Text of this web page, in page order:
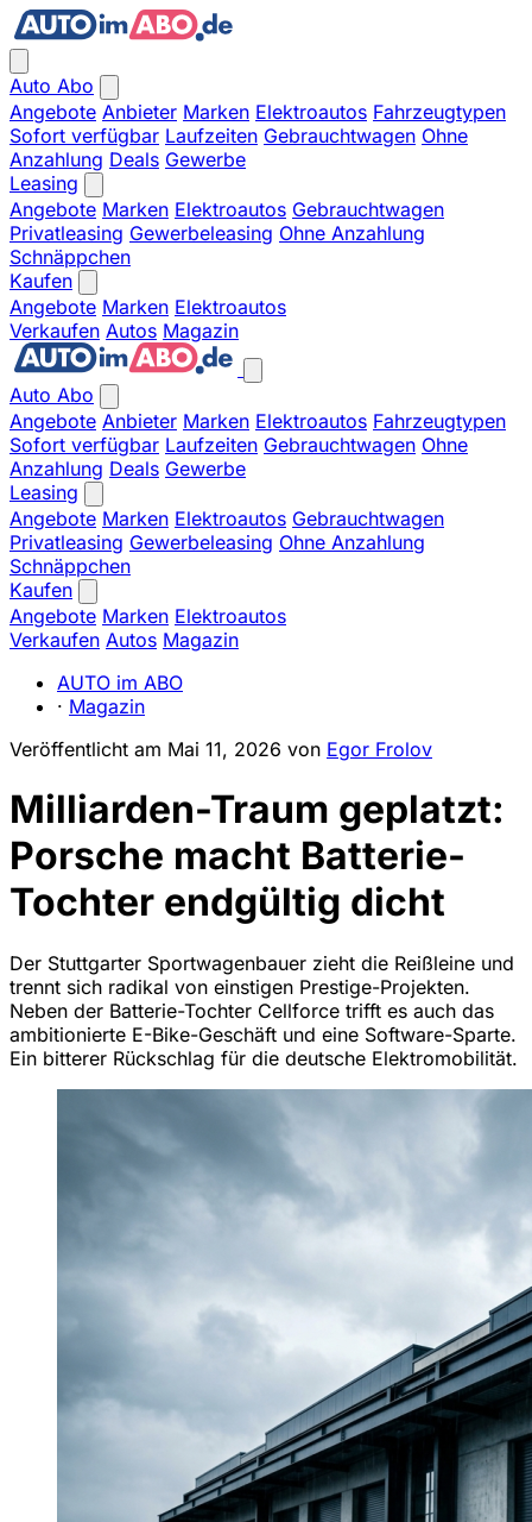
Auto Abo
Angebote Anbieter Marken Elektroautos Fahrzeugtypen
Sofort verfügbar Laufzeiten Gebrauchtwagen Ohne
Anzahlung Deals Gewerbe
Leasing
Angebote Marken Elektroautos Gebrauchtwagen
Privatleasing Gewerbeleasing Ohne Anzahlung
Schnäppchen
Kaufen
Angebote Marken Elektroautos
Verkaufen Autos Magazin
Auto Abo
Angebote Anbieter Marken Elektroautos Fahrzeugtypen
Sofort verfügbar Laufzeiten Gebrauchtwagen Ohne
Anzahlung Deals Gewerbe
Leasing
Angebote Marken Elektroautos Gebrauchtwagen
Privatleasing Gewerbeleasing Ohne Anzahlung
Schnäppchen
Kaufen
Angebote Marken Elektroautos
Verkaufen Autos Magazin
AUTO im ABO
· Magazin
Veröffentlicht am Mai 11, 2026 von Egor Frolov
Milliarden-Traum geplatzt:
Porsche macht Batterie-
Tochter endgültig dicht
Der Stuttgarter Sportwagenbauer zieht die Reißleine und
trennt sich radikal von einstigen Prestige-Projekten.
Neben der Batterie-Tochter Cellforce trifft es auch das
ambitionierte E-Bike-Geschäft und eine Software-Sparte.
Ein bitterer Rückschlag für die deutsche Elektromobilität.